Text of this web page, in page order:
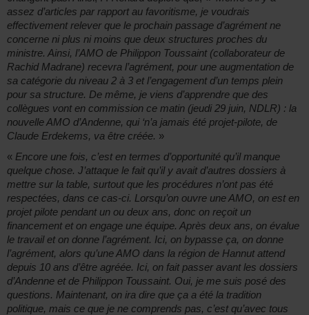
assez d’articles par rapport au favoritisme, je voudrais
effectivement relever que le prochain passage d’agrément ne
concerne ni plus ni moins que deux structures proches du
ministre. Ainsi, l’AMO de Philippon Toussaint (collaborateur de
Rachid Madrane) recevra l’agrément, pour une augmentation de
sa catégorie du niveau 2 à 3 et l’engagement d’un temps plein
pour sa structure. De même, je viens d’apprendre que des
collègues vont en commission ce matin (jeudi 29 juin, NDLR) : la
nouvelle AMO d’Andenne, qui ‘n’a jamais été projet-pilote, de
Claude Erdekems, va être créée. »
« Encore une fois, c’est en termes d’opportunité qu’il manque
quelque chose. J’attaque le fait qu’il y avait d’autres dossiers à
mettre sur la table, surtout que les procédures n’ont pas été
respectées, dans ce cas-ci. Lorsqu’on ouvre une AMO, on est en
projet pilote pendant un ou deux ans, donc on reçoit un
financement et on engage une équipe. Après deux ans, on évalue
le travail et on donne l’agrément. Ici, on bypasse ça, on donne
l’agrément, alors qu’une AMO dans la région de Hannut attend
depuis 10 ans d’être agréée. Ici, on fait passer avant les dossiers
d’Andenne et de Philippon Toussaint. Oui, je me suis posé des
questions. Maintenant, on ira dire que ça a été la tradition
politique, mais ce que je ne comprends pas, c’est qu’avec tous